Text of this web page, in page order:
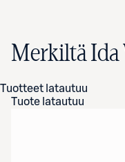
Merkiltä Ida
Tuotteet latautuu
Tuote latautuu